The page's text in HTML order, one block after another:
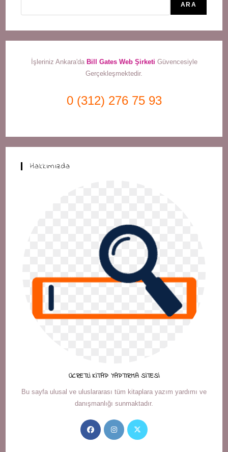
ARA
İşleriniz Ankara'da Bill Gates Web Şirketi Güvencesiyle
Gerçekleşmektedir.
0 (312) 276 75 93
Hakkımızda
ÜCRETLI KITAP YAPTIRMA SITESI
Bu sayfa ulusal ve uluslararası tüm kitaplara yazım yardımı ve
danışmanlığı sunmaktadır.
Opens
in
Opens
in
Opens